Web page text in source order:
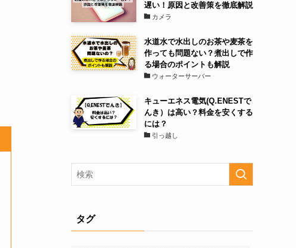
遅い！原因と改善策を徹底解説
カメラ
水道水で水出しのお茶や麦茶を
作っても問題ない？煮出しで作
る場合のポイントも解説
ウォーターサーバー
キューエネス電気(Q.ENESTで
んき）は高い？料金を安くする
には？
引っ越し
タグ